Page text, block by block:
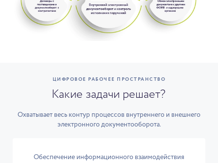
ЦИФРОВОЕ РАБОЧЕЕ ПРОСТРАНСТВО
Какие задачи решает?
Охватывает весь контур процессов внутреннего и внешнего
электронного документооборота.
Обеспечение информационного взаимодействия